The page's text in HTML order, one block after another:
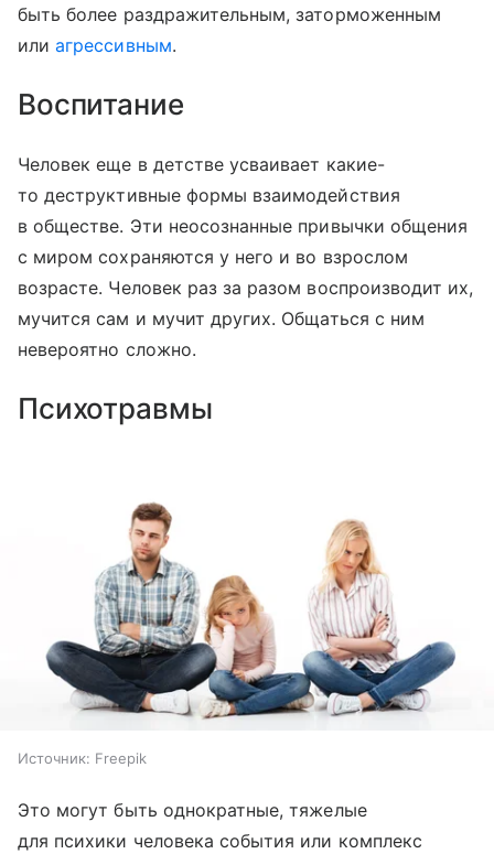
быть более раздражительным, заторможенным
илиагрессивным.
Воспитание
Человек еще в детстве усваивает какие-
то деструктивные формы взаимодействия
в обществе. Эти неосознанные привычки общения
с миром сохраняются у него и во взрослом
возрасте. Человек раз за разом воспроизводит их,
мучится сам и мучит других. Общаться с ним
невероятно сложно.
Психотравмы
Источник: Freepik
Это могут быть однократные, тяжелые
для психики человека события или комплекс